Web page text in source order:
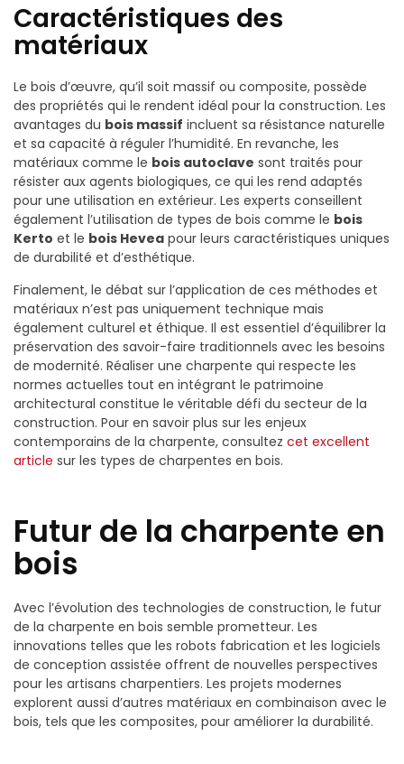
Caractéristiques des
matériaux
Le bois d’œuvre, qu’il soit massif ou composite, possède
des propriétés qui le rendent idéal pour la construction. Les
avantages du bois massif incluent sa résistance naturelle
et sa capacité à réguler l’humidité. En revanche, les
matériaux comme le bois autoclave sont traités pour
résister aux agents biologiques, ce qui les rend adaptés
pour une utilisation en extérieur. Les experts conseillent
également l’utilisation de types de bois comme le bois
Kerto et le bois Hevea pour leurs caractéristiques uniques
de durabilité et d’esthétique.
Finalement, le débat sur l’application de ces méthodes et
matériaux n’est pas uniquement technique mais
également culturel et éthique. Il est essentiel d’équilibrer la
préservation des savoir-faire traditionnels avec les besoins
de modernité. Réaliser une charpente qui respecte les
normes actuelles tout en intégrant le patrimoine
architectural constitue le véritable défi du secteur de la
construction. Pour en savoir plus sur les enjeux
contemporains de la charpente, consultez cet excellent
article sur les types de charpentes en bois.
Futur de la charpente en
bois
Avec l’évolution des technologies de construction, le futur
de la charpente en bois semble prometteur. Les
innovations telles que les robots fabrication et les logiciels
de conception assistée offrent de nouvelles perspectives
pour les artisans charpentiers. Les projets modernes
explorent aussi d’autres matériaux en combinaison avec le
bois, tels que les composites, pour améliorer la durabilité.